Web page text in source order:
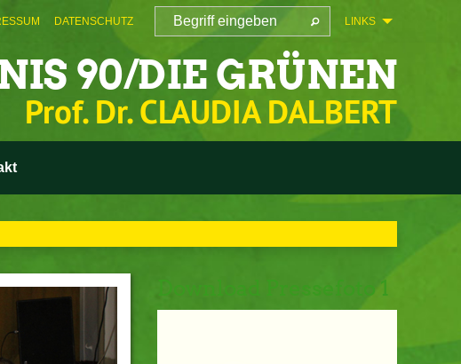
LINKS
DATENSCHUTZ
90/DIE GRÜNEN
Prof. Dr. CLAUDIA DALBERT
Download Pressefoto 1